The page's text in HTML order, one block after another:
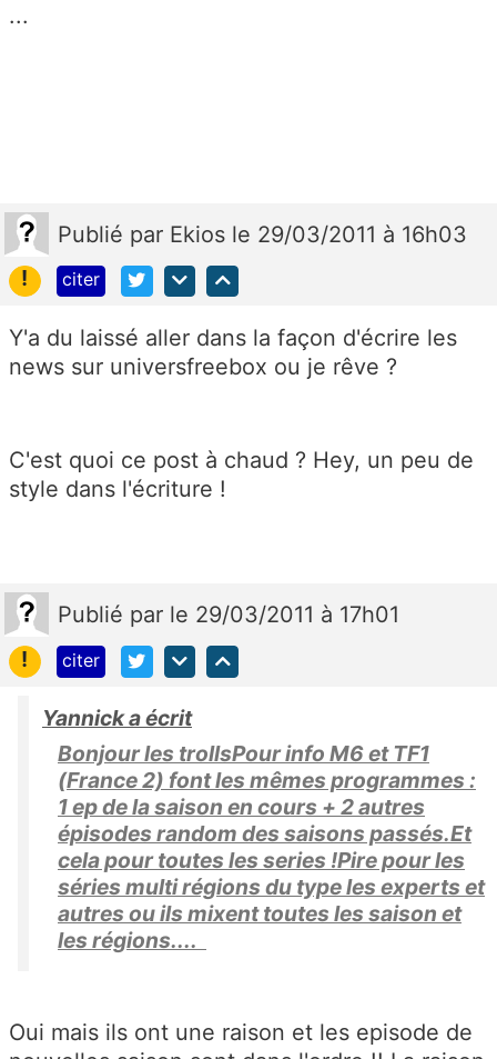
...
Publié par Ekios le 29/03/2011 à 16h03
!
citer
Y'a du laissé aller dans la façon d'écrire les
news sur universfreebox ou je rêve ?
C'est quoi ce post à chaud ? Hey, un peu de
style dans l'écriture !
Publié par le 29/03/2011 à 17h01
!
citer
Yannick a écrit
Bonjour les trollsPour info M6 et TF1
(France 2) font les mêmes programmes :
1 ep de la saison en cours + 2 autres
épisodes random des saisons passés.Et
cela pour toutes les series !Pire pour les
séries multi régions du type les experts et
autres ou ils mixent toutes les saison et
les régions....
Oui mais ils ont une raison et les episode de